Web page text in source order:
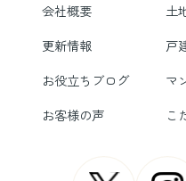
会社概要
土
更新情報
戸
お役立ちブログ
マ
お客様の声
こ